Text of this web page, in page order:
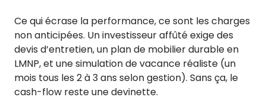
Ce qui écrase la performance, ce sont les charges
non anticipées. Un investisseur affûté exige des
devis d’entretien, un plan de mobilier durable en
LMNP, et une simulation de vacance réaliste (un
mois tous les 2 à 3 ans selon gestion). Sans ça, le
cash-flow reste une devinette.